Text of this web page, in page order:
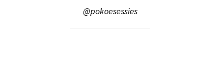
@pokoesessies